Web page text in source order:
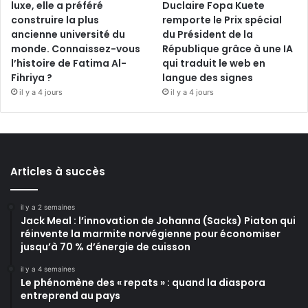
luxe, elle a préféré
construire la plus
ancienne université du
monde. Connaissez-vous
l’histoire de Fatima Al-
Fihriya ?
il y a 4 jours
Duclaire Fopa Kuete
remporte le Prix spécial
du Président de la
République grâce à une IA
qui traduit le web en
langue des signes
il y a 4 jours
Articles à succès
il y a 2 semaines
Jack Meal : l’innovation de Johanna (Sacks) Piaton qui
réinvente la marmite norvégienne pour économiser
jusqu’à 70 % d’énergie de cuisson
il y a 4 semaines
Le phénomène des « repats » : quand la diaspora
entreprend au pays